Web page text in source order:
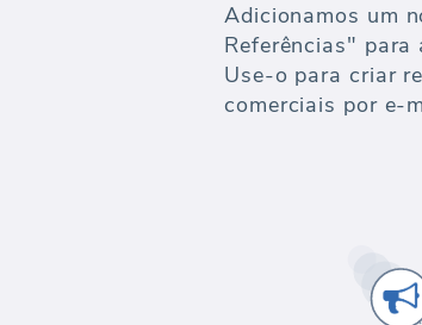
Adicionamos um
Referências"
Use-o para criar
comerciais por e-